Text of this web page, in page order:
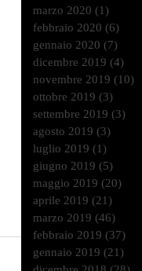
marzo 2020 (1)
febbraio 2020 (6)
gennaio 2020 (7)
dicembre 2019 (4)
novembre 2019 (10)
ottobre 2019 (3)
settembre 2019 (3)
agosto 2019 (3)
luglio 2019 (1)
giugno 2019 (5)
maggio 2019 (20)
aprile 2019 (21)
marzo 2019 (46)
febbraio 2019 (37)
gennaio 2019 (21)